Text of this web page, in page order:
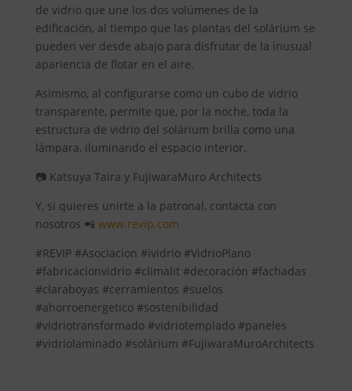
de vidrio que une los dos volúmenes de la
edificación, al tiempo que las plantas del solárium se
pueden ver desde abajo para disfrutar de la inusual
apariencia de flotar en el aire.
Asimismo, al configurarse como un cubo de vidrio
transparente, permite que, por la noche, toda la
estructura de vidrio del solárium brilla como una
lámpara, iluminando el espacio interior.
📷 Katsuya Taira y FujiwaraMuro Architects
Y, si quieres unirte a la patronal, contacta con
nosotros 📲 www.revip.com
#REVIP #Asociacion #ividrio #VidrioPlano
#fabricacionvidrio #climalit #decoración #fachadas
#claraboyas #cerramientos #suelos
#ahorroenergetico #sostenibilidad
#vidriotransformado #vidriotemplado #paneles
#vidriolaminado #solárium #FujiwaraMuroArchitects